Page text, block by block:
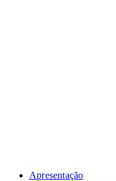
Apresentação